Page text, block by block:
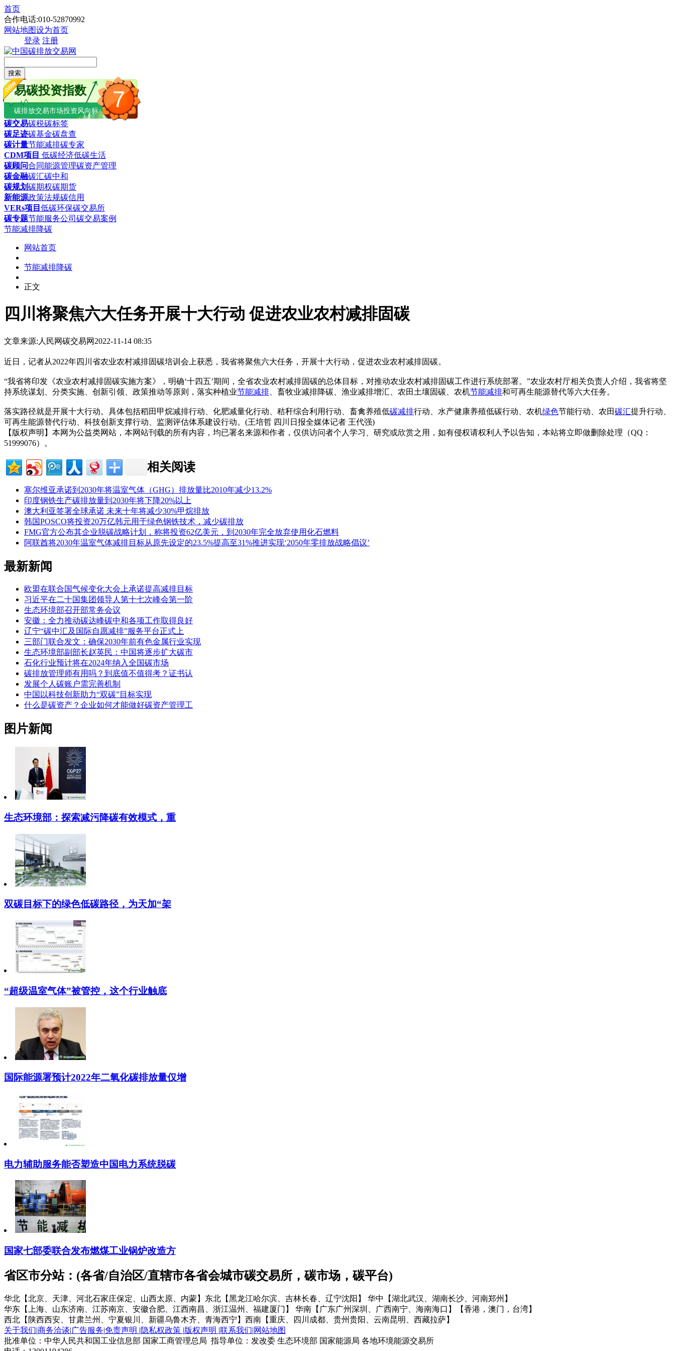
首页
合作电话:010-52870992
网站地图设为首页
登录 注册
搜索
7
易碳投资指数
碳排放交易市场投资风向标
碳交易碳税碳标签
碳足迹碳基金碳盘查
碳计量节能减排碳专家
CDM项目 低碳经济低碳生活
碳顾问合同能源管理碳资产管理
碳金融碳汇碳中和
碳规划碳期权碳期货
新能源政策法规碳信用
VERs项目 低碳环保碳交易所
碳专题节能服务公司 碳交易案例
节能减排降碳
网站首页
节能减排降碳
正文
四川将聚焦六大任务开展十大行动 促进农业农村减排固碳
文章来源:人民网碳交易网 2022-11-14 08:35
近日，记者从2022年四川省农业农村减排固碳培训会上获悉，我省将聚焦六大任务，开展十大行动，促进农业农村减排固碳。
“我省将印发《农业农村减排固碳实施方案》，明确‘十四五’期间，全省农业农村减排固碳的总体目标，对推动农业农村减排固碳工作进行系统部署。”农业农村厅相关负责人介绍，我省将坚
持系统谋划、分类实施、创新引领、政策推动等原则，落实种植业节能减排 、畜牧业减排降碳、渔业减排增汇、农田土壤固碳、农机节能减排和可再生能源替代等六大任务。
落实路径就是开展十大行动。具体包括稻田甲烷减排行动、化肥减量化行动、秸秆综合利用行动、畜禽养殖低碳减排行动、水产健康养殖低碳行动、农机绿色节能行动、农田碳汇提升行动、
可再生能源替代行动、科技创新支撑行动、监测评估体系建设行动。(王培哲 四川日报全媒体记者 王代强)
【版权声明】本网为公益类网站，本网站刊载的所有内容，均已署名来源和作者，仅供访问者个人学习、研究或欣赏之用，如有侵权请权利人予以告知，本站将立即做删除处理（QQ：
51999076）。
相关阅读
塞尔维亚承诺到2030年将温室气体（GHG）排放量比2010年减少13.2%
印度钢铁生产碳排放量到2030年将下降20%以上
澳大利亚签署全球承诺 未来十年将减少30%甲烷排放
韩国POSCO将投资20万亿韩元用于绿色钢铁技术，减少碳排放
FMG官方公布其企业脱碳战略计划，称将投资62亿美元，到2030年完全放弃使用化石燃料
阿联酋将2030年温室气体减排目标从原先设定的23.5%提高至31%推进实现‘2050年零排放战略倡议’
最新新闻
欧盟在联合国气候变化大会上承诺提高减排目标
习近平在二十国集团领导人第十七次峰会第一阶
生态环境部召开部常务会议
安徽：全力推动碳达峰碳中和各项工作取得良好
辽宁“碳中汇及国际自愿减排”服务平台正式上
三部门联合发文：确保2030年前有色金属行业实现
生态环境部副部长赵英民：中国将逐步扩大碳市
石化行业预计将在2024年纳入全国碳市场
碳排放管理师有用吗？到底值不值得考？证书认
发展个人碳账户需完善机制
中国以科技创新助力“双碳”目标实现
什么是碳资产？企业如何才能做好碳资产管理工
图片新闻
生态环境部：探索减污降碳有效模式，重
双碳目标下的绿色低碳路径，为天加“架
“超级温室气体”被管控，这个行业触底
国际能源署预计2022年二氧化碳排放量仅增
电力辅助服务能否塑造中国电力系统脱碳
国家七部委联合发布燃煤工业锅炉改造方
省区市分站：(各省/自治区/直辖市各省会城市碳交易所，碳市场，碳平台)
华北【北京、天津、河北石家庄保定、山西太原、内蒙】 东北【黑龙江哈尔滨、吉林长春、辽宁沈阳】
华中【湖北武汉、湖南长沙、河南郑州】
华东【上海、山东济南、江苏南京、安徽合肥、江西南昌、浙江温州、福建厦门】
华南【广东广州深圳、广西南宁、海南海口】
【香港，澳门，台湾】
西北【陕西西安、甘肃兰州、宁夏银川、新疆乌鲁木齐、青海西宁】 西南【重庆、四川成都、贵州贵阳、云南昆明、西藏拉萨】
关于我们|商务洽谈|广告服务|免责声明 |隐私权政策 |版权声明 |联系我们|网站地图
批准单位：中华人民共和国工业信息部 国家工商管理总局 指导单位：发改委 生态环境部 国家能源局 各地环境能源交易所